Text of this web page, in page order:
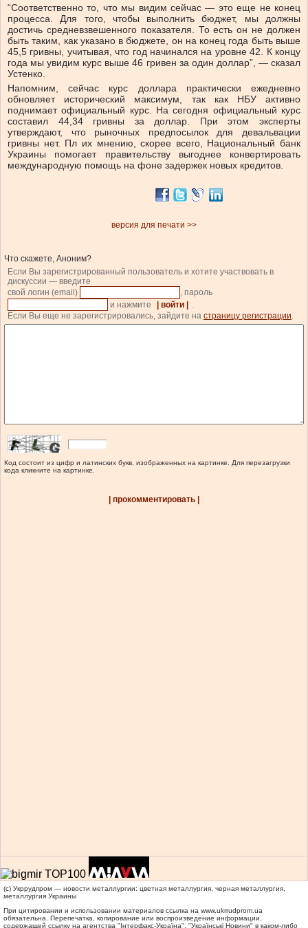
“Соответственно то, что мы видим сейчас — это еще не конец
процесса. Для того, чтобы выполнить бюджет, мы должны
достичь средневзвешенного показателя. То есть он не должен
быть таким, как указано в бюджете, он на конец года быть выше
45,5 гривны, учитывая, что год начинался на уровне 42. К концу
года мы увидим курс выше 46 гривен за один доллар”, — сказал
Устенко.
Напомним, сейчас курс доллара практически ежедневно
обновляет исторический максимум, так как НБУ активно
поднимает официальный курс. На сегодня официальный курс
составил 44,34 гривны за доллар. При этом эксперты
утверждают, что рыночных предпосылок для девальвации
гривны нет. Пл их мнению, скорее всего, Национальный банк
Украины помогает правительству выгоднее конвертировать
международную помощь на фоне задержек новых кредитов.
версия для печати >>
Что скажете, Аноним?
Если Вы зарегистрированный пользователь и хотите участвовать в
дискуссии — введите
свой логин (email)
, пароль
и нажмите
| войти |
.
Если Вы еще не зарегистрировались, зайдите на страницу регистрации.
Код состоит из цифр и латинских букв, изображенных на картинке. Для перезагрузки
кода кликните на картинке.
| прокомментировать |
(c) Укррудпром — новости металлургии: цветная металлургия, черная металлургия,
металлургия Украины
При цитировании и использовании материалов ссылка на www.ukrrudprom.ua
обязательна. Перепечатка, копирование или воспроизведение информации,
содержащей ссылку на агентства "Iнтерфакс-Україна", "Українськi Новини" в каком-либо